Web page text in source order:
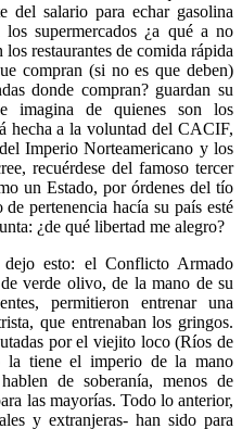
del salario para echar gasolina
supermercados ¿a qué a no
restaurantes de comida rápida
compran (si no es que deben)
donde compran? guardan su
imagina de quienes son los
hecha a la voluntad del CACIF,
Imperio Norteamericano y los
recuérdese del famoso tercer
un Estado, por órdenes del tío
pertenencia hacía su país esté
¿de qué libertad me alegro?
esto: el Conflicto Armado
de verde olivo, de la mano de su
permitieron entrenar una
que entrenaban los gringos.
por el viejito loco (Ríos de
la tiene el imperio de la mano
de soberanía, menos de
las mayorías. Todo lo anterior,
y extranjeras- han sido para